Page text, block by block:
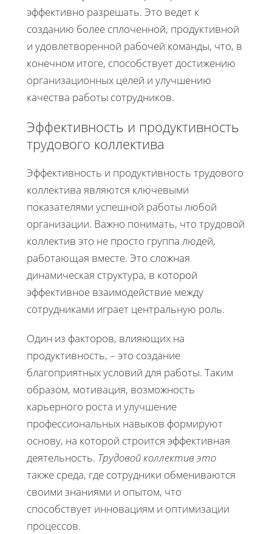
эффективно разрешать. Это ведет к
созданию более сплоченной, продуктивной
и удовлетворенной рабочей команды, что, в
конечном итоге, способствует достижению
организационных целей и улучшению
качества работы сотрудников.
Эффективность и продуктивность
трудового коллектива
Эффективность и продуктивность трудового
коллектива являются ключевыми
показателями успешной работы любой
организации. Важно понимать, что трудовой
коллектив это не просто группа людей,
работающая вместе. Это сложная
динамическая структура, в которой
эффективное взаимодействие между
сотрудниками играет центральную роль.
Один из факторов, влияющих на
продуктивность, – это создание
благоприятных условий для работы. Таким
образом, мотивация, возможность
карьерного роста и улучшение
профессиональных навыков формируют
основу, на которой строится эффективная
деятельность. Трудовой коллектив это
также среда, где сотрудники обмениваются
своими знаниями и опытом, что
способствует инновациям и оптимизации
процессов.